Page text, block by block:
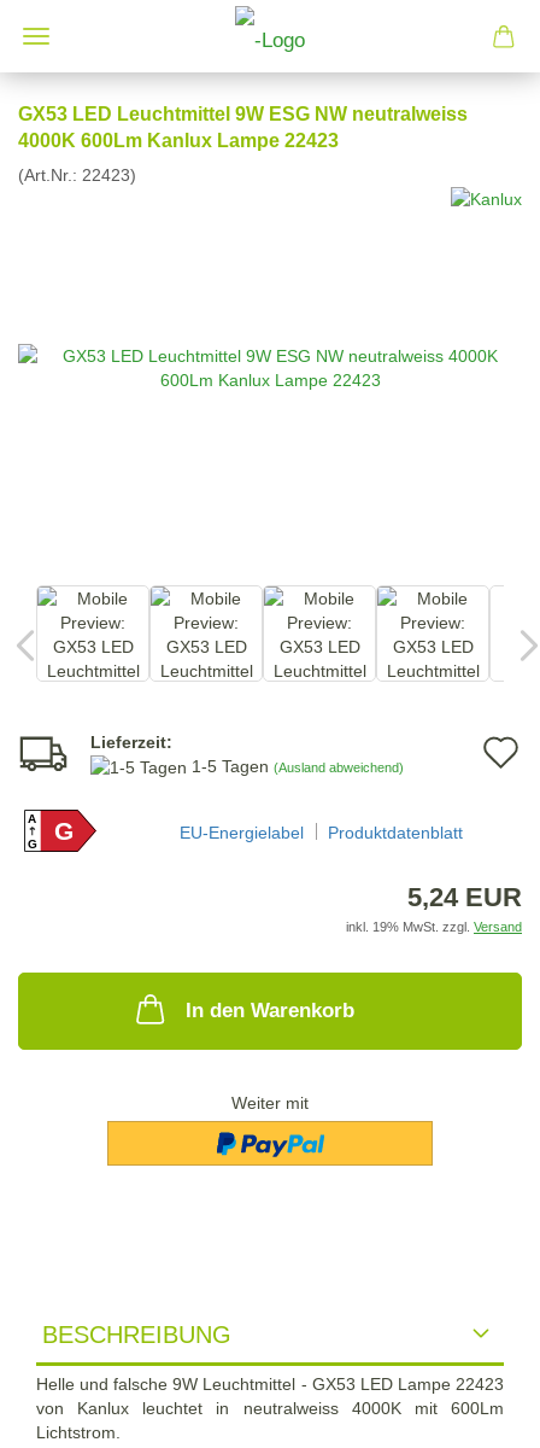
GX53 LED Leuchtmittel 9W ESG NW neutralweiss
4000K 600Lm Kanlux Lampe 22423
(Art.Nr.: 22423)
Lieferzeit:
1-5 Tagen (Ausland abweichend)
A
GG EU-Energielabel Produktdatenblatt
5,24 EUR
inkl. 19% MwSt. zzgl. Versand
In den Warenkorb
Weiter mit
BESCHREIBUNG
Helle und falsche 9W Leuchtmittel - GX53 LED Lampe 22423
von Kanlux leuchtet in neutralweiss 4000K mit 600Lm
Lichtstrom.